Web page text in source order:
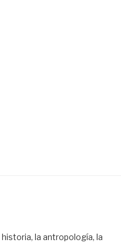
la antropología, la